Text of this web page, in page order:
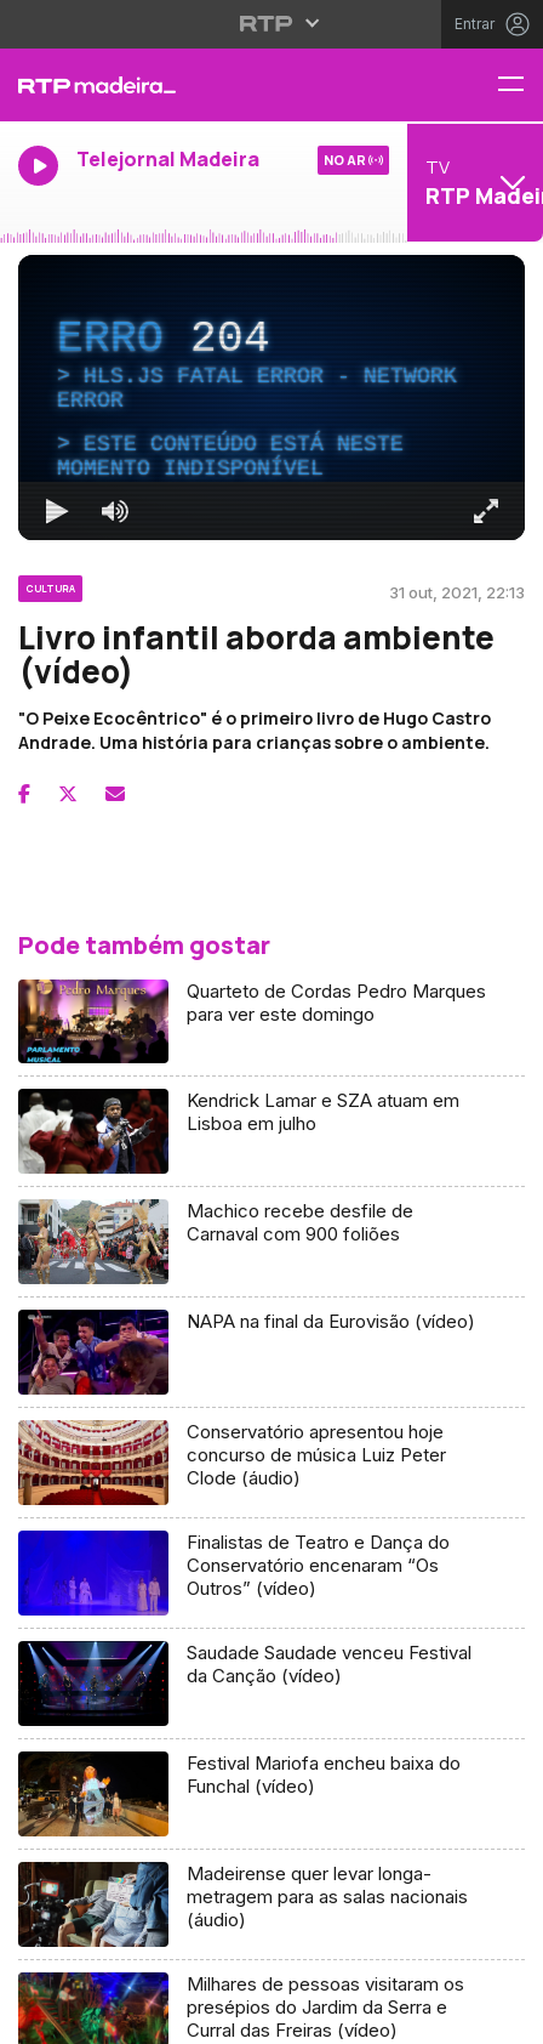
Entrar
Telejornal Madeira NO AR TV
RTP
ERRO204
HLS.JS FATAL ERROR - NETWORK
ERROR
ESTE CONTEÚDO ESTÁ NESTE
MOMENTO INDISPONÍVEL
CULTURA 31 out, 2021, 22:13
Livro infantil aborda ambiente
(vídeo)
"O Peixe Ecocêntrico" é o primeiro livro de Hugo Castro
Andrade. Uma história para crianças sobre o ambiente.
Pode também gostar
Quarteto de Cordas Pedro Marques
para ver este domingo
Kendrick Lamar e SZA atuam em
Lisboa em julho
Machico recebe desfile de
Carnaval com 900 foliões
NAPA na final da Eurovisão (vídeo)
Conservatório apresentou hoje
concurso de música Luiz Peter
Clode (áudio)
Finalistas de Teatro e Dança do
Conservatório encenaram “Os
Outros” (vídeo)
Saudade Saudade venceu Festival
da Canção (vídeo)
Festival Mariofa encheu baixa do
Funchal (vídeo)
Madeirense quer levar longa-
metragem para as salas nacionais
(áudio)
Milhares de pessoas visitaram os
presépios do Jardim da Serra e
Curral das Freiras (vídeo)